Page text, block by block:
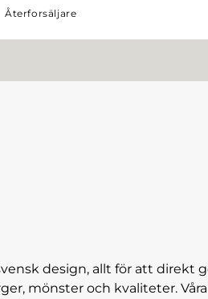
Återforsäljare
design, allt för att direkt
mönster och kvaliteter.